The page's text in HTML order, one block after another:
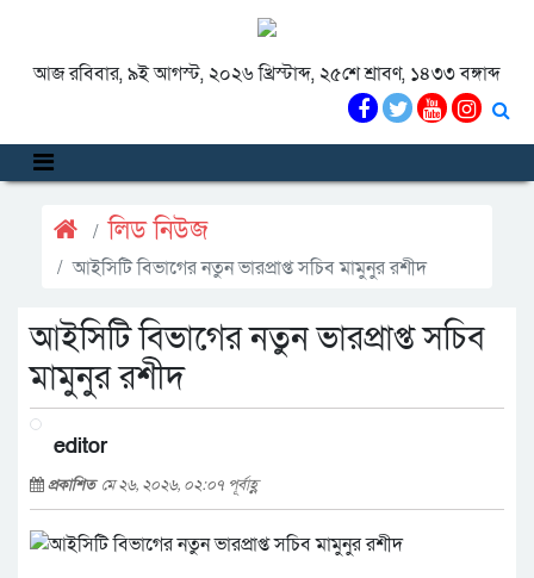
আজ রবিবার, ৯ই আগস্ট, ২০২৬ খ্রিস্টাব্দ, ২৫শে শ্রাবণ, ১৪৩৩ বঙ্গাব্দ
লিড নিউজ
আইসিটি বিভাগের নতুন ভারপ্রাপ্ত সচিব মামুনুর রশীদ
আইসিটি বিভাগের নতুন ভারপ্রাপ্ত সচিব
মামুনুর রশীদ
editor
প্রকাশিত মে ২৬, ২০২৬, ০২:০৭ পূর্বাহ্ণ